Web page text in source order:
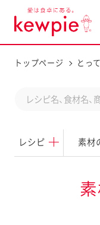
トップページ とっ
レシピ 素材
d